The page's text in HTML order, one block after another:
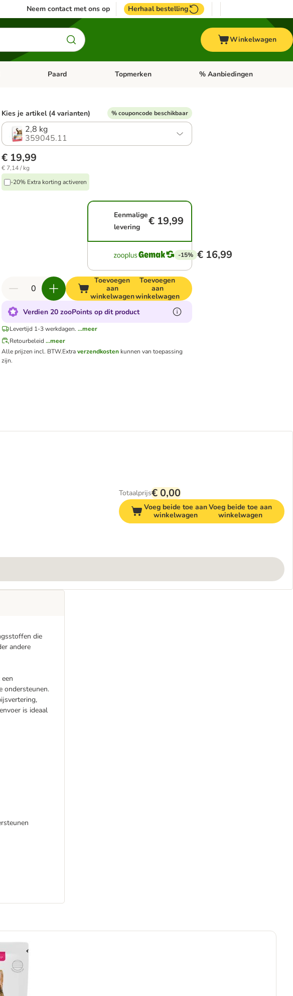
Neem contact met ons op Herhaal bestelling
Winkelwagen
dieren menu: VisOpen categorie menu: Vogel
Paard Open categorie menu: Paard
Topmerken Open categorie menu:
% Aanbiedingen
Kies je artikel (4 varianten) % couponcode beschikbaar
2,8 kg
359045.11
€ 19,99
€ 7,14 / kg
-20% Extra korting activeren
Eenmalige
levering
€ 19,99
-15% € 16,99
Toevoegen
aan
winkelwagen
Toevoegen
aan
winkelwagen
Verdien 20 zooPoints op dit product
Levertijd 1-3 werkdagen. ...meer
Retourbeleid ...meer
Alle prijzen incl. BTW.Extraverzendkostenkunnen van toepassing
zijn.
Totaalprijs€ 0,00
Voeg beide toe aan
winkelwagen
Voeg beide toe aan
winkelwagen
die
andere
ondersteunen.
is ideaal